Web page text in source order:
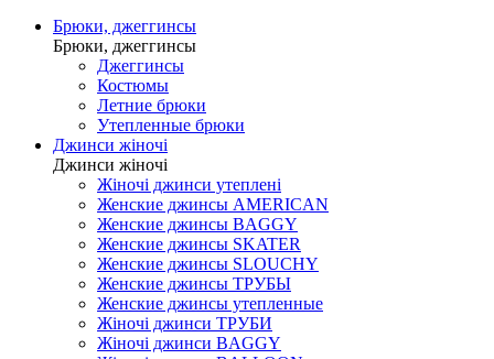
Брюки, джеггинсы
Брюки, джеггинсы
Джеггинсы
Костюмы
Летние брюки
Утепленные брюки
Джинси жіночі
Джинси жіночі
Жіночі джинси утеплені
Женские джинсы AMERICAN
Женские джинсы BAGGY
Женские джинсы SKATER
Женские джинсы SLOUCHY
Женские джинсы ТРУБЫ
Женские джинсы утепленные
Жіночі джинси ТРУБИ
Жіночі джинси BAGGY